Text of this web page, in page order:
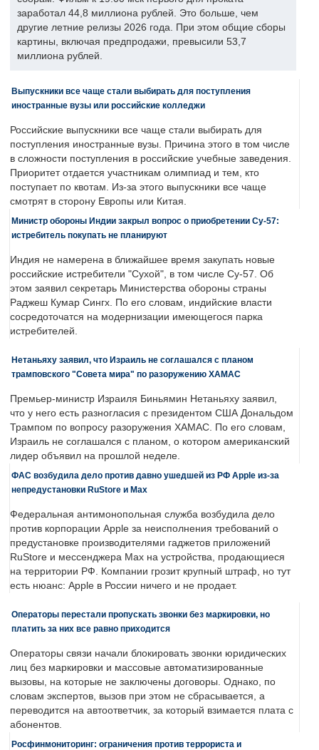
заработал 44,8 миллиона рублей. Это больше, чем
другие летние релизы 2026 года. При этом общие сборы
картины, включая предпродажи, превысили 53,7
миллиона рублей.
Выпускники все чаще стали выбирать для поступления
иностранные вузы или российские колледжи
Российские выпускники все чаще стали выбирать для
поступления иностранные вузы. Причина этого в том числе
в сложности поступления в российские учебные заведения.
Приоритет отдается участникам олимпиад и тем, кто
поступает по квотам. Из-за этого выпускники все чаще
смотрят в сторону Европы или Китая.
Министр обороны Индии закрыл вопрос о приобретении Су-57:
истребитель покупать не планируют
Индия не намерена в ближайшее время закупать новые
российские истребители "Сухой", в том числе Су-57. Об
этом заявил секретарь Министерства обороны страны
Раджеш Кумар Сингх. По его словам, индийские власти
сосредоточатся на модернизации имеющегося парка
истребителей.
Нетаньяху заявил, что Израиль не соглашался с планом
трамповского "Совета мира" по разоружению ХАМАС
Премьер-министр Израиля Биньямин Нетаньяху заявил,
что у него есть разногласия с президентом США Дональдом
Трампом по вопросу разоружения ХАМАС. По его словам,
Израиль не соглашался с планом, о котором американский
лидер объявил на прошлой неделе.
ФАС возбудила дело против давно ушедшей из РФ Apple из-за
непредустановки RuStore и Max
Федеральная антимонопольная служба возбудила дело
против корпорации Apple за неисполнения требований о
предустановке производителями гаджетов приложений
RuStore и мессенджера Max на устройства, продающиеся
на территории РФ. Компании грозит крупный штраф, но тут
есть нюанс: Apple в России ничего и не продает.
Операторы перестали пропускать звонки без маркировки, но
платить за них все равно приходится
Операторы связи начали блокировать звонки юридических
лиц без маркировки и массовые автоматизированные
вызовы, на которые не заключены договоры. Однако, по
словам экспертов, вызов при этом не сбрасывается, а
переводится на автоответчик, за который взимается плата с
абонентов.
Росфинмониторинг: ограничения против террориста и